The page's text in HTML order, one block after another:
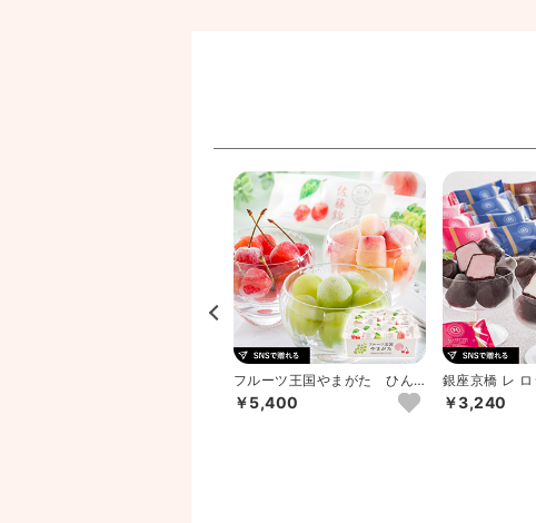
フルーツ王国やまがた ひん
やり果実
￥5,400
銀座京橋 レ
ロール ショ
￥3,240